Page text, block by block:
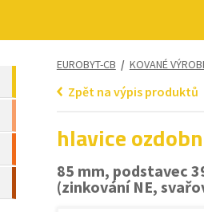
EUROBYT-CB / KOVANÉ
Zpět na výpis produktů
hlavice
85 mm, podstavec
(zinkování NE,